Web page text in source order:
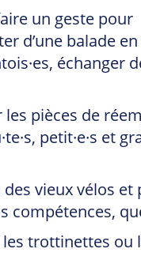
un geste pour
d’une balade
échanger
pièces de
petit·e·s et
vieux vélos
compétences,
trottinettes ou